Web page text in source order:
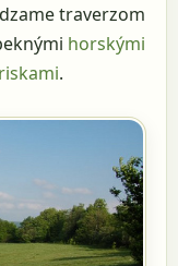
traverzom
horskými
.